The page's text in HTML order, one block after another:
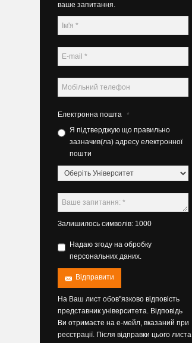
ваше запитання.
Електронна пошта *
Я підтверджую що правильно
зазначив(ла) адресу електронної
пошти
Залишилось символів: 1000
Надаю згоду на обробку
персональних даних.
Відправити
На Ваш лист обов"язково відповість
представник університета. Відповідь
Ви отримаєте на е-мейл, вказаний при
реєстрації. Після відправки цього листа